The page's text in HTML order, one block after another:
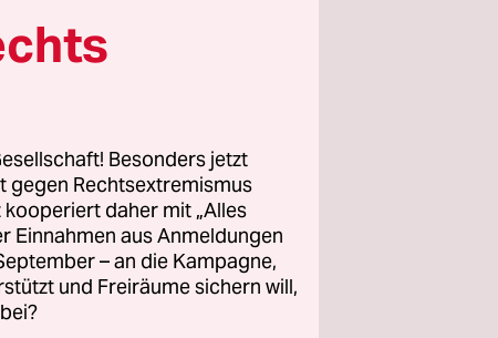
deren
frei
Besonders jetzt
gegen Rechtsextremismus
daher mit „Alles
Einnahmen aus Anmeldungen
– an die Kampagne,
und Freiräume sichern will,